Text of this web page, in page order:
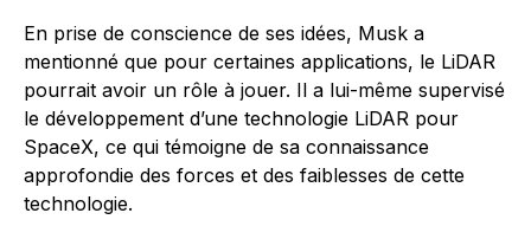
En prise de conscience de ses idées, Musk a
mentionné que pour certaines applications, le LiDAR
pourrait avoir un rôle à jouer. Il a lui-même supervisé
le développement d’une technologie LiDAR pour
SpaceX, ce qui témoigne de sa connaissance
approfondie des forces et des faiblesses de cette
technologie.